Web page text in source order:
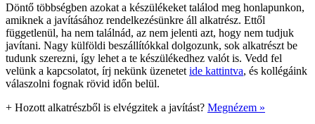
Döntő többségben azokat a készülékeket találod meg honlapunkon,
amiknek a javításához rendelkezésünkre áll alkatrész. Ettől
függetlenül, ha nem találnád, az nem jelenti azt, hogy nem tudjuk
javítani. Nagy külföldi beszállítókkal dolgozunk, sok alkatrészt be
tudunk szerezni, így lehet a te készülékedhez valót is. Vedd fel
velünk a kapcsolatot, írj nekünk üzenetet ide kattintva, és kollégáink
válaszolni fognak rövid időn belül.
+ Hozott alkatrészből is elvégzitek a javítást? Megnézem »